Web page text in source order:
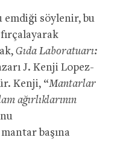
emdiği söylenir, bu
Gıda Laboratuarı:
J. Kenji Lopez-
Kenji, “Mantarlar
ağırlıklarının
başına